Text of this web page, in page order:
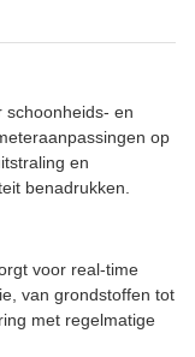
schoonheids- en
op
en
benadrukken.
voor real-time
van grondstoffen tot
met regelmatige